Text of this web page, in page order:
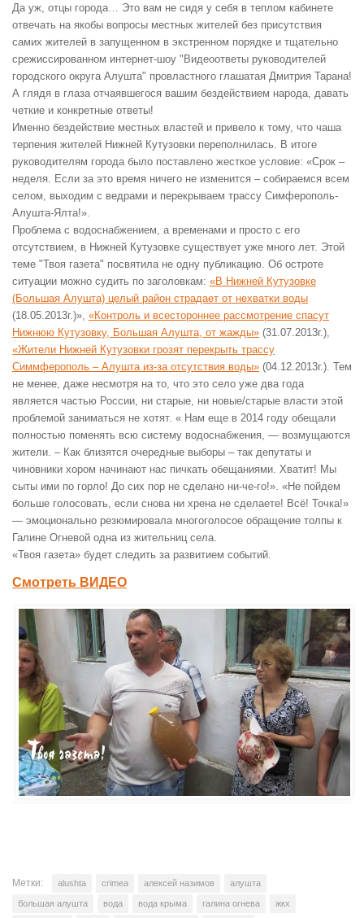
Да уж, отцы города… Это вам не сидя у себя в теплом кабинете
отвечать на якобы вопросы местных жителей без присутствия
самих жителей в запущенном в экстренном порядке и тщательно
срежиссированном интернет-шоу "Видеоответы руководителей
городского округа Алушта" провластного глашатая Дмитрия Тарана!
А глядя в глаза отчаявшегося вашим бездействием народа, давать
четкие и конкретные ответы!
Именно бездействие местных властей и привело к тому, что чаша
терпения жителей Нижней Кутузовки переполнилась. В итоге
руководителям города было поставлено жесткое условие: «Срок –
неделя. Если за это время ничего не изменится – собираемся всем
селом, выходим с ведрами и перекрываем трассу Симферополь-
Алушта-Ялта!».
Проблема с водоснабжением, а временами и просто с его
отсутствием, в Нижней Кутузовке существует уже много лет. Этой
теме "Твоя газета" посвятила не одну публикацию. Об остроте
ситуации можно судить по заголовкам: «В Нижней Кутузовке
(Большая Алушта) целый район страдает от нехватки воды
(18.05.2013г.)», «Контроль и всестороннее рассмотрение спасут
Нижнюю Кутузовку, Большая Алушта, от жажды» (31.07.2013г.),
«Жители Нижней Кутузовки грозят перекрыть трассу
Симмферополь – Алушта из-за отсутствия воды» (04.12.2013г.). Тем
не менее, даже несмотря на то, что это село уже два года
является частью России, ни старые, ни новые/старые власти этой
проблемой заниматься не хотят. « Нам еще в 2014 году обещали
полностью поменять всю систему водоснабжения, — возмущаются
жители. – Как близятся очередные выборы – так депутаты и
чиновники хором начинают нас пичкать обещаниями. Хватит! Мы
сыты ими по горло! До сих пор не сделано ни-че-го!». «Не пойдем
больше голосовать, если снова ни хрена не сделаете! Всё! Точка!»
— эмоционально резюмировала многоголосое обращение толпы к
Галине Огневой одна из жительниц села.
«Твоя газета» будет следить за развитием событий.
Смотреть ВИДЕО
Метки: alushta crimea алексей назимов алушта
большая алушта вода вода крыма галина огнева жкх